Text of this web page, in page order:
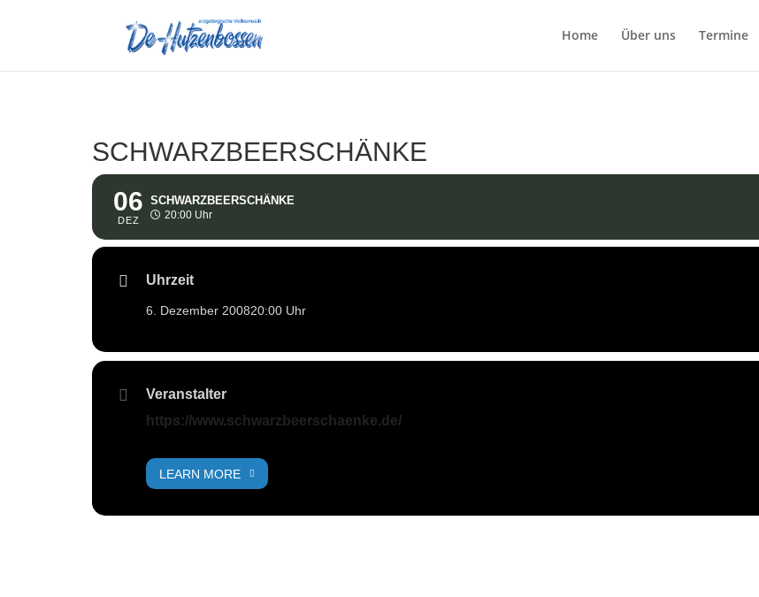
Home Über uns Termine
SCHWARZBEERSCHÄNKE
06
DEZ
SCHWARZBEERSCHÄNKE
20:00 Uhr
Uhrzeit
6. Dezember 200820:00 Uhr
Veranstalter
https://www.schwarzbeerschaenke.de/
LEARN MORE